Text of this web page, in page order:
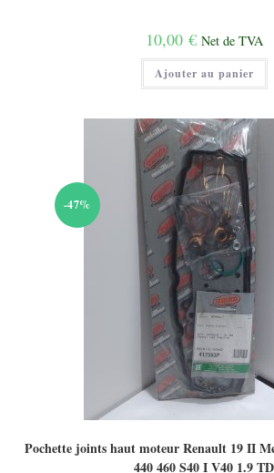
10,00 € Net de TVA
Ajouter au panier
-47%
Pochette joints haut moteur Renault 19 II
440 460 S40 I V40 1.9 TD